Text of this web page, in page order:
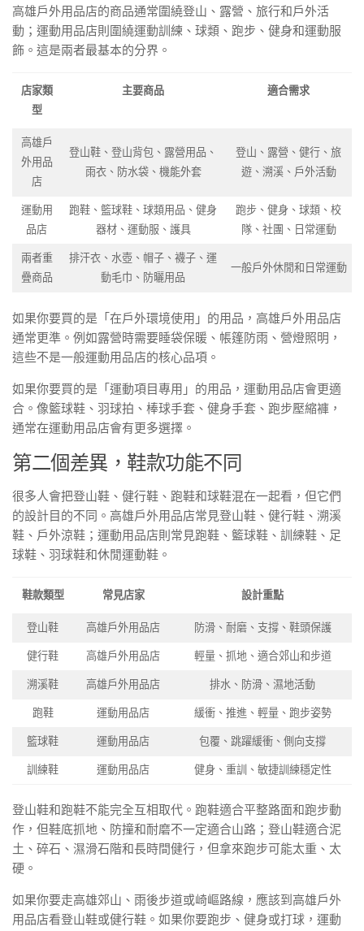
高雄戶外用品店的商品通常圍繞登山、露營、旅行和戶外活
動；運動用品店則圍繞運動訓練、球類、跑步、健身和運動服
飾。這是兩者最基本的分界。
店家類
型
主要商品 適合需求
高雄戶
外用品
店
登山鞋、登山背包、露營用品、
雨衣、防水袋、機能外套
登山、露營、健行、旅
遊、溯溪、戶外活動
運動用
品店
跑鞋、籃球鞋、球類用品、健身
器材、運動服、護具
跑步、健身、球類、校
隊、社團、日常運動
兩者重
疊商品
排汗衣、水壺、帽子、襪子、運
動毛巾、防曬用品
一般戶外休閒和日常運動
如果你要買的是「在戶外環境使用」的用品，高雄戶外用品店
通常更準。例如露營時需要睡袋保暖、帳篷防雨、營燈照明，
這些不是一般運動用品店的核心品項。
如果你要買的是「運動項目專用」的用品，運動用品店會更適
合。像籃球鞋、羽球拍、棒球手套、健身手套、跑步壓縮褲，
通常在運動用品店會有更多選擇。
第二個差異，鞋款功能不同
很多人會把登山鞋、健行鞋、跑鞋和球鞋混在一起看，但它們
的設計目的不同。高雄戶外用品店常見登山鞋、健行鞋、溯溪
鞋、戶外涼鞋；運動用品店則常見跑鞋、籃球鞋、訓練鞋、足
球鞋、羽球鞋和休閒運動鞋。
鞋款類型 常見店家 設計重點
登山鞋 高雄戶外用品店 防滑、耐磨、支撐、鞋頭保護
健行鞋 高雄戶外用品店 輕量、抓地、適合郊山和步道
溯溪鞋 高雄戶外用品店 排水、防滑、濕地活動
跑鞋 運動用品店 緩衝、推進、輕量、跑步姿勢
籃球鞋 運動用品店 包覆、跳躍緩衝、側向支撐
訓練鞋 運動用品店 健身、重訓、敏捷訓練穩定性
登山鞋和跑鞋不能完全互相取代。跑鞋適合平整路面和跑步動
作，但鞋底抓地、防撞和耐磨不一定適合山路；登山鞋適合泥
土、碎石、濕滑石階和長時間健行，但拿來跑步可能太重、太
硬。
如果你要走高雄郊山、雨後步道或崎嶇路線，應該到高雄戶外
用品店看登山鞋或健行鞋。如果你要跑步、健身或打球，運動